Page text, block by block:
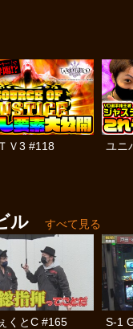
Ｖ3 #118 ユニ
ル すべて見る
くとC #165 S-1